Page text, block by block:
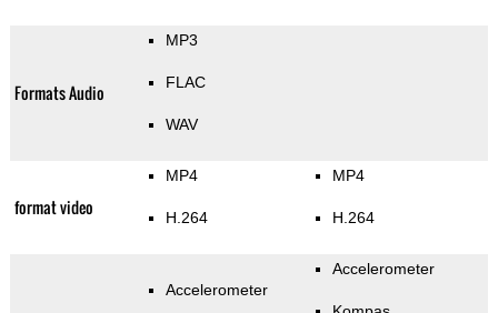
Formats Audio
MP3
FLAC
WAV
format video
MP4
H.264
MP4
H.264
Accelerometer
Accelerometer